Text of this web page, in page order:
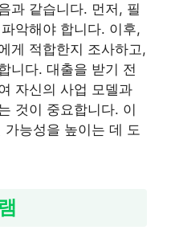
과 같습니다. 먼저, 필
악해야 합니다. 이후,
게 적합한지 조사하고,
니다. 대출을 받기 전
자신의 사업 모델과
것이 중요합니다. 이
능성을 높이는 데 도